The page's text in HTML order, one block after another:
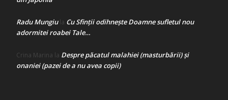
Radu Mungiula Cu Sfinții odihnește Doamne sufletul nou
adormitei roabei Tale…
Crina Marina la Despre păcatul malahiei (masturbării) şi
onaniei (pazei de a nu avea copii)